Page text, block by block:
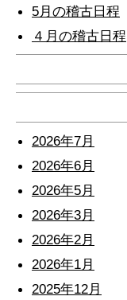
5月の稽古日程
４月の稽古日程
2026年7月
2026年6月
2026年5月
2026年3月
2026年2月
2026年1月
2025年12月